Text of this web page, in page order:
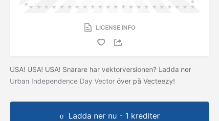
LICENSE INFO
USA! USA! USA! Snarare har vektorversionen? Ladda ner
Urban Independence Day Vector över på Vecteezy!
Ladda ner nu - 1 krediter